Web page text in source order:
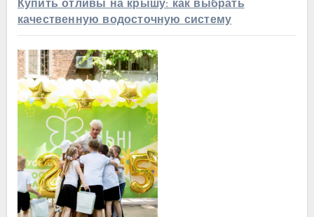
Купить отливы на крышу: как выбрать
качественную водосточную систему